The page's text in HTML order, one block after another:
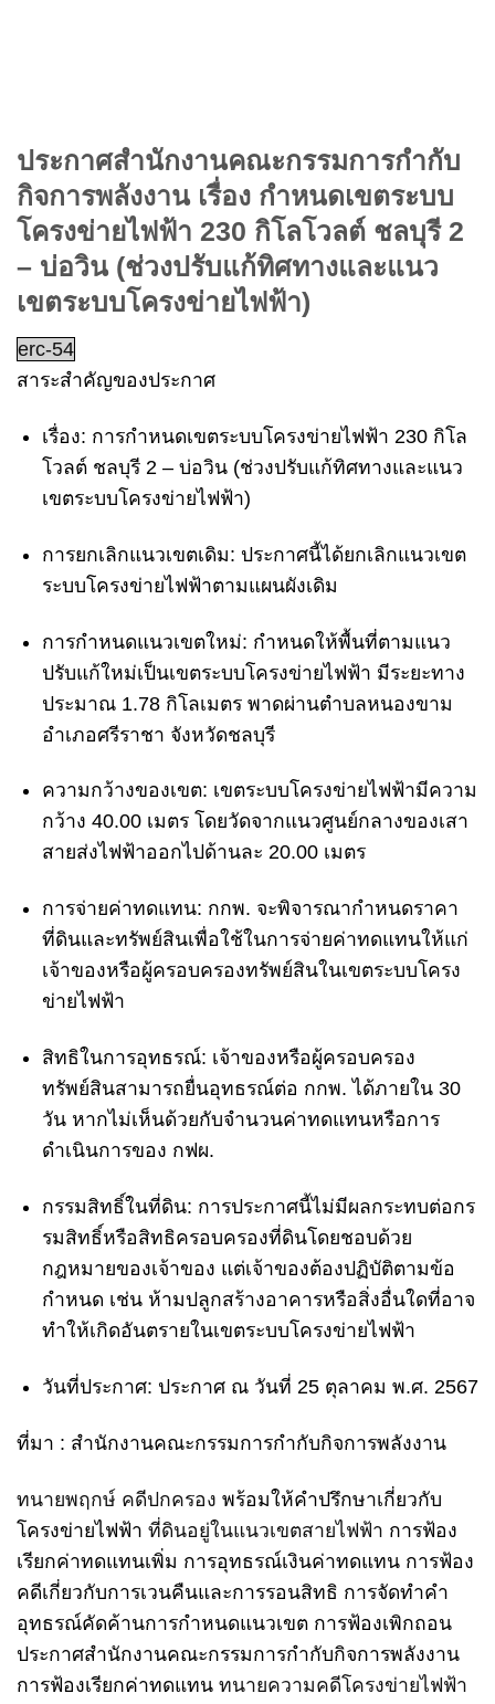
ประกาศสำนักงานคณะกรรมการกำกับ
กิจการพลังงาน เรื่อง กำหนดเขตระบบ
โครงข่ายไฟฟ้า 230 กิโลโวลต์ ชลบุรี 2
– บ่อวิน (ช่วงปรับแก้ทิศทางและแนว
เขตระบบโครงข่ายไฟฟ้า)
erc-54
สาระสำคัญของประกาศ
เรื่อง: การกำหนดเขตระบบโครงข่ายไฟฟ้า 230 กิโล
โวลต์ ชลบุรี 2 – บ่อวิน (ช่วงปรับแก้ทิศทางและแนว
เขตระบบโครงข่ายไฟฟ้า)
การยกเลิกแนวเขตเดิม: ประกาศนี้ได้ยกเลิกแนวเขต
ระบบโครงข่ายไฟฟ้าตามแผนผังเดิม
การกำหนดแนวเขตใหม่: กำหนดให้พื้นที่ตามแนว
ปรับแก้ใหม่เป็นเขตระบบโครงข่ายไฟฟ้า มีระยะทาง
ประมาณ 1.78 กิโลเมตร พาดผ่านตำบลหนองขาม
อำเภอศรีราชา จังหวัดชลบุรี
ความกว้างของเขต: เขตระบบโครงข่ายไฟฟ้ามีความ
กว้าง 40.00 เมตร โดยวัดจากแนวศูนย์กลางของเสา
สายส่งไฟฟ้าออกไปด้านละ 20.00 เมตร
การจ่ายค่าทดแทน: กกพ. จะพิจารณากำหนดราคา
ที่ดินและทรัพย์สินเพื่อใช้ในการจ่ายค่าทดแทนให้แก่
เจ้าของหรือผู้ครอบครองทรัพย์สินในเขตระบบโครง
ข่ายไฟฟ้า
สิทธิในการอุทธรณ์: เจ้าของหรือผู้ครอบครอง
ทรัพย์สินสามารถยื่นอุทธรณ์ต่อ กกพ. ได้ภายใน 30
วัน หากไม่เห็นด้วยกับจำนวนค่าทดแทนหรือการ
ดำเนินการของ กฟผ.
กรรมสิทธิ์ในที่ดิน: การประกาศนี้ไม่มีผลกระทบต่อกร
รมสิทธิ์หรือสิทธิครอบครองที่ดินโดยชอบด้วย
กฎหมายของเจ้าของ แต่เจ้าของต้องปฏิบัติตามข้อ
กำหนด เช่น ห้ามปลูกสร้างอาคารหรือสิ่งอื่นใดที่อาจ
ทำให้เกิดอันตรายในเขตระบบโครงข่ายไฟฟ้า
วันที่ประกาศ: ประกาศ ณ วันที่ 25 ตุลาคม พ.ศ. 2567
ที่มา : สำนักงานคณะกรรมการกำกับกิจการพลังงาน
ทนายพฤกษ์ คดีปกครอง พร้อมให้คำปรึกษาเกี่ยวกับ
โครงข่ายไฟฟ้า ที่ดินอยู่ในแนวเขตสายไฟฟ้า การฟ้อง
เรียกค่าทดแทนเพิ่ม การอุทธรณ์เงินค่าทดแทน การฟ้อง
คดีเกี่ยวกับการเวนคืนและการรอนสิทธิ การจัดทำคำ
อุทธรณ์คัดค้านการกำหนดแนวเขต การฟ้องเพิกถอน
ประกาศสำนักงานคณะกรรมการกำกับกิจการพลังงาน
การฟ้องเรียกค่าทดแทน ทนายความคดีโครงข่ายไฟฟ้า